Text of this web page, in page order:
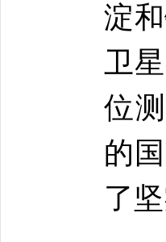
淀
卫
位
的
了